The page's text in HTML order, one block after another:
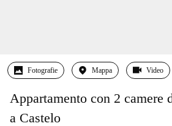
Fotografie Mappa Video
Appartamento con 2 camere
a Castelo